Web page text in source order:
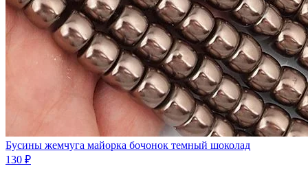
Бусины жемчуга майорка бочонок темный шоколад
130 ₽